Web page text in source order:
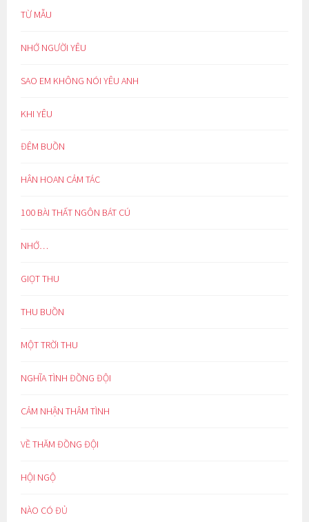
TỪ MẪU
NHỚ NGƯỜI YÊU
SAO EM KHÔNG NÓI YÊU ANH
KHI YÊU
ĐÊM BUỒN
HÂN HOAN CẢM TÁC
100 BÀI THẤT NGÔN BÁT CÚ
NHỚ…
GIỌT THU
THU BUỒN
MỘT TRỜI THU
NGHĨA TÌNH ĐỒNG ĐỘI
CẢM NHẬN THÂM TÌNH
VỀ THĂM ĐỒNG ĐỘI
HỘI NGỘ
NÀO CÓ ĐỦ